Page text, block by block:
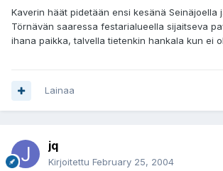
Kaverin häät pidetään ensi kesänä Seinäjoella
Törnävän saaressa festarialueella sijaitseva
ihana paikka, talvella tietenkin hankala kun ei
Lainaa
jq
Kirjoitettu February 25, 2004